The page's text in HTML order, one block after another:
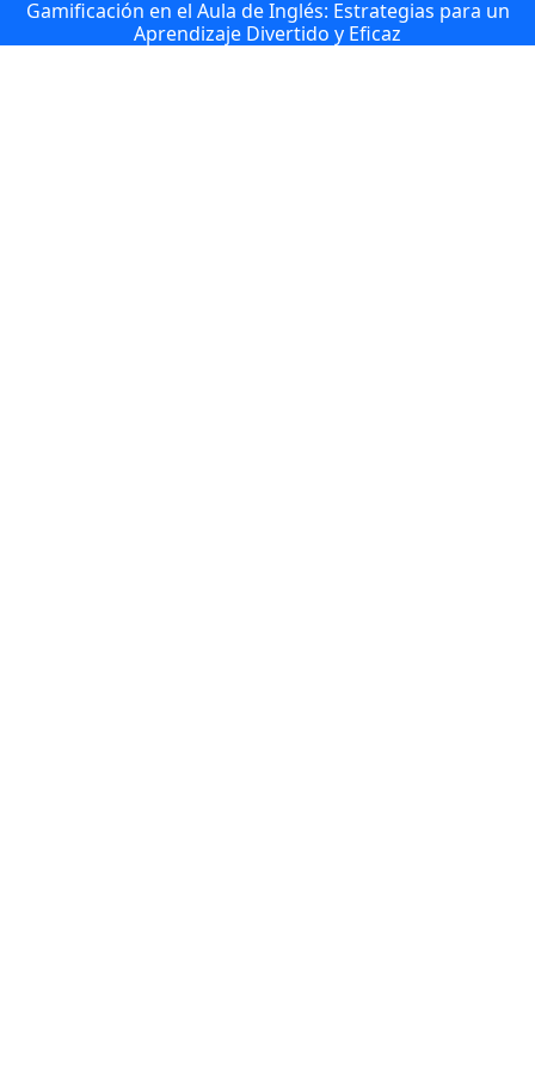
Gamificación en el Aula de Inglés: Estrategias para un
Aprendizaje Divertido y Eficaz